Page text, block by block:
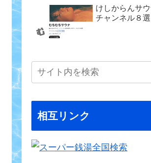
けしからんサ
チャンネル８選
相互リンク